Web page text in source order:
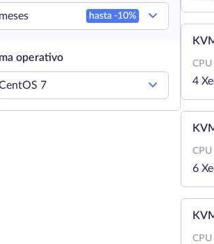
hasta -10%
operativo
7
CPU
4
CPU
6
CPU